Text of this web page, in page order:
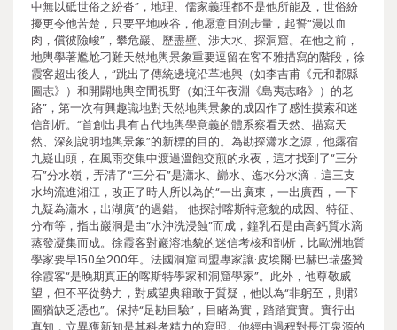
中無以砥世俗之紛沓”，地理、儒家義理都不是他所能及，世俗紛
擾更令他苦楚，只要平地峽谷，他愿意目測步量，起誓“漫以血
肉，償彼險峻”，攀危巖、歷盡壁、涉大水、探洞窟。在他之前，
地輿學著尷尬刁難天然地輿景象重要逗留在客不雅描寫的階段，徐
霞客超出後人，“跳出了傳統邊境沿革地輿（如李吉甫《元和郡縣
圖志》）和開闢地輿空間視野（如汪年夜淵《島夷志略》）的老
路”，第一次有興趣識地對天然地輿景象的成因作了感性摸索和迷
信剖析。“首創出具有古代地輿學意義的體系察看天然、描寫天
然、深刻說明地輿景象”的新標的目的。為勘探瀟水之源，他露宿
九嶷山頭，在風雨交集中渡過溫飽交煎的永夜，這才找到了“三分
石”分水嶺，弄清了“三分石”是瀟水、巋水、迤水分水滴，這三支
水均流進湘江，改正了時人所以為的“一出廣東，一出廣西，一下
九疑為瀟水，出湖廣”的過錯。 他探討喀斯特意貌的成因、特征、
分布等，指出巖洞是由“水沖洗浸蝕”而成，鐘乳石是由高鈣質水滴
蒸發凝集而成。徐霞客對巖溶地貌的迷信考核和剖析，比歐洲地質
學家要早150至200年。法國洞窟同盟專家讓·皮埃爾·巴赫巴瑞盛贊
徐霞客“是晚期真正的喀斯特學家和洞窟學家”。此外，他尊敬威
望，但不平從勢力，對威望典籍敢于質疑，他以為“非躬至，則郡
圖猶缺乏憑也”。保持“足勘目驗”，目睹為實，踏踏實實。實行出